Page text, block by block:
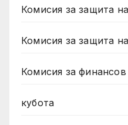
Комисия за защита
Комисия за защита
Комисия за
кубота